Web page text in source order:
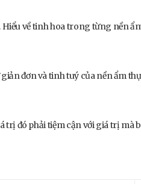
về tinh hoa trong từng nền
đơn và tinh tuý của nền ẩm
trị đó phải tiệm cận với giá trị mà